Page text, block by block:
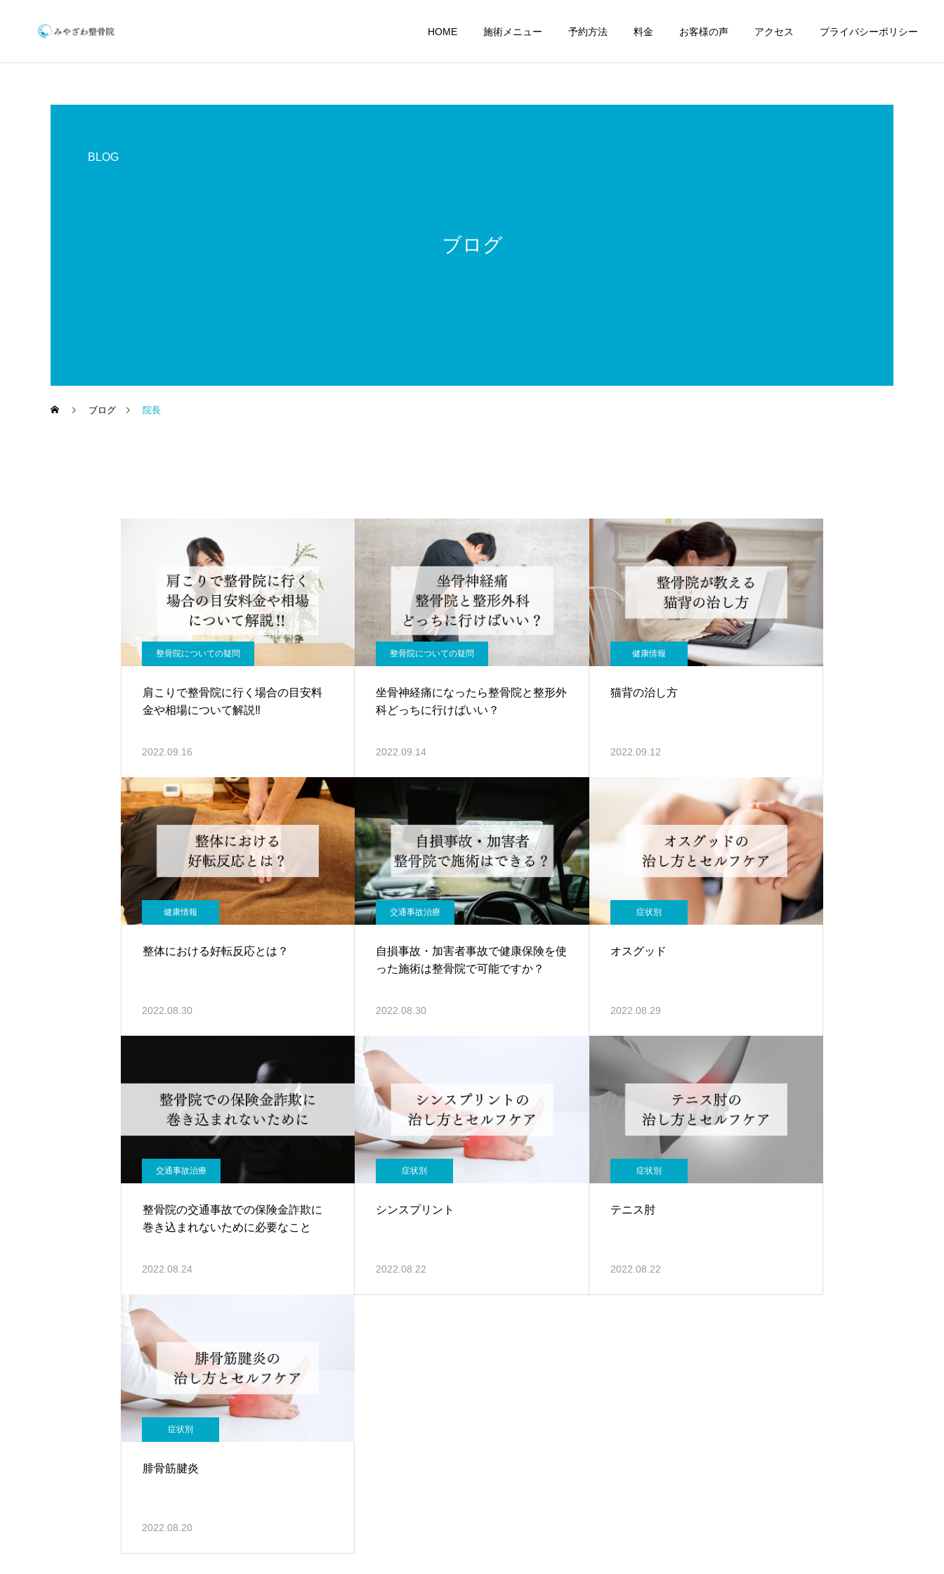
HOME 施術メニュー 予約方法 料金 お客様の声 アクセス プライバシーポリシー
詳細を見る
ブログ
BLOG
ブログ 院長
整骨院についての疑問
肩こりで整骨院に行く場合の目安料
金や相場について解説‼
2022.09.16
整骨院についての疑問
坐骨神経痛になったら整骨院と整形外
科どっちに行けばいい？
2022.09.14
健康情報
猫背の治し方
2022.09.12
健康情報
整体における好転反応とは？
2022.08.30
交通事故治療
自損事故・加害者事故で健康保険を使
った施術は整骨院で可能ですか？
2022.08.30
症状別
オスグッド
2022.08.29
交通事故治療
整骨院の交通事故での保険金詐欺に
巻き込まれないために必要なこと
2022.08.24
症状別
シンスプリント
2022.08.22
症状別
テニス肘
2022.08.22
症状別
腓骨筋腱炎
2022.08.20